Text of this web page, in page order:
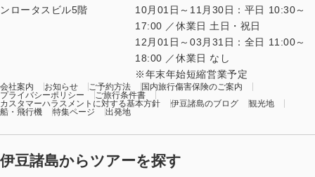
ンロータスビル5階
10月01日～11月30日：平日 10:30～
17:00 ／休業日 土日・祝日
12月01日～03月31日：全日 11:00～
18:00 ／休業日 なし
年末年始短縮営業予定
会社案内 お知らせ ご予約方法
国内旅行傷害保険のご案内
プライバシーポリシー
ご旅行条件書
カスタマーハラスメントに対する基本方針
伊豆諸島のブログ
観光地
船・飛行機
特集ページ 出発地
伊豆諸島からツアーを探す